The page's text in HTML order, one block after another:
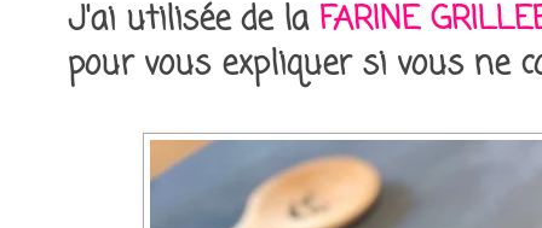
J'ai utilisée de la FARINE
pour vous expliquer si vous ne